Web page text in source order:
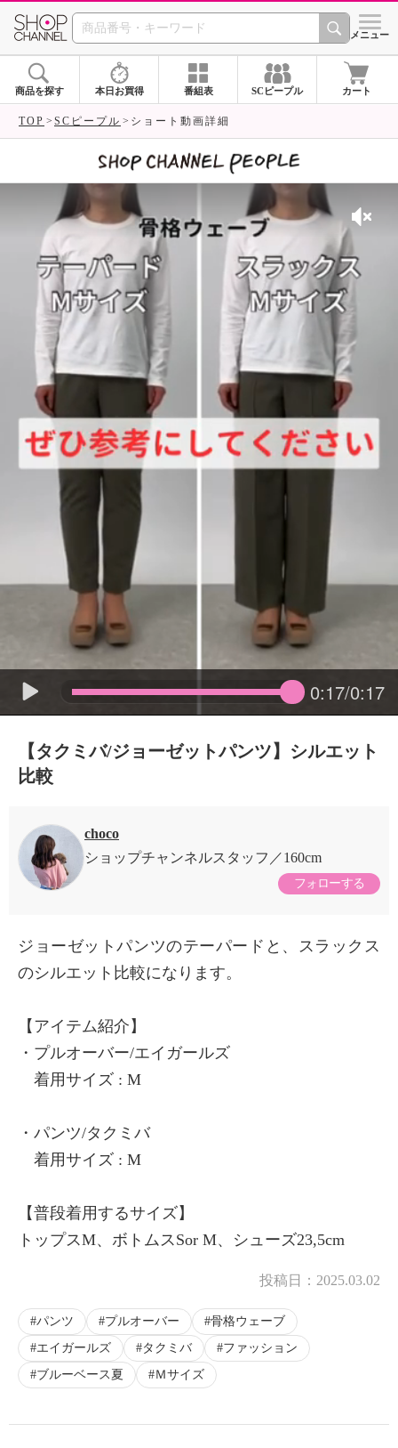
SHOP CHANNEL シメニュー
商品を探す 本日お買得 番組表 SCピープル カート
TOP SCピープル ショート動画詳細
0:17/0:17
【タクミバ/ジョーゼットパンツ】シルエット
比較
choco
ショップチャンネルスタッフ
160cm
フォローする
ジョーゼットパンツのテーパードと、スラックス
のシルエット比較になります。
【アイテム紹介】
・プルオーバー/エイガールズ
着用サイズ : M
・パンツ/タクミバ
着用サイズ : M
【普段着用するサイズ】
トップスM、ボトムスSor M、シューズ23,5cm
投稿日： 2025.03.02
パンツ プルオーバー
骨格ウェーブ
エイガールズ
タクミバ
ファッション
ブルーベース夏
Ｍサイズ